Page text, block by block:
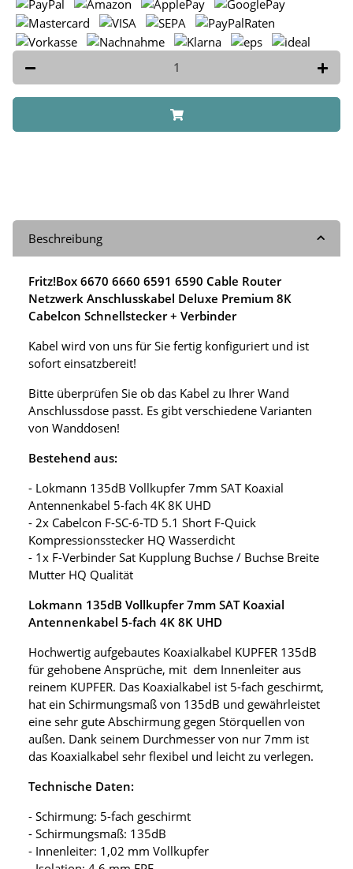
Beschreibung
Fritz!Box 6670 6660 6591 6590 Cable Router
Netzwerk Anschlusskabel Deluxe Premium 8K
Cabelcon Schnellstecker + Verbinder
Kabel wird von uns für Sie fertig konfiguriert und ist
sofort einsatzbereit!
Bitte überprüfen Sie ob das Kabel zu Ihrer Wand
Anschlussdose passt. Es gibt verschiedene Varianten
von Wanddosen!
Bestehend aus:
- Lokmann 135dB Vollkupfer 7mm SAT Koaxial
Antennenkabel 5-fach 4K 8K UHD
- 2x Cabelcon F-SC-6-TD 5.1 Short F-Quick
Kompressionsstecker HQ Wasserdicht
- 1x F-Verbinder Sat Kupplung Buchse / Buchse Breite
Mutter HQ Qualität
Lokmann 135dB Vollkupfer 7mm SAT Koaxial
Antennenkabel 5-fach 4K 8K UHD
Hochwertig aufgebautes Koaxialkabel KUPFER 135dB
für gehobene Ansprüche, mit dem Innenleiter aus
reinem KUPFER. Das Koaxialkabel ist 5-fach geschirmt,
hat ein Schirmungsmaß von 135dB und gewährleistet
eine sehr gute Abschirmung gegen Störquellen von
außen. Dank seinem Durchmesser von nur 7mm ist
das Koaxialkabel sehr flexibel und leicht zu verlegen.
Technische Daten:
- Schirmung: 5-fach geschirmt
- Schirmungsmaß: 135dB
- Innenleiter: 1,02 mm Vollkupfer